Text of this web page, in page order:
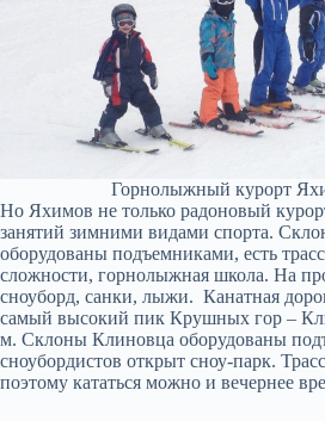
Горнолыжный курорт
Но Яхимов не только радоновый
занятий зимними видами спорта.
оборудованы подъемниками, есть
сложности, горнолыжная школа. На
сноуборд, санки, лыжи. Канатная
самый высокий пик Крушных гор –
м. Склоны Клиновца оборудованы
сноубордистов открыт сноу-парк.
поэтому кататься можно и вечернее